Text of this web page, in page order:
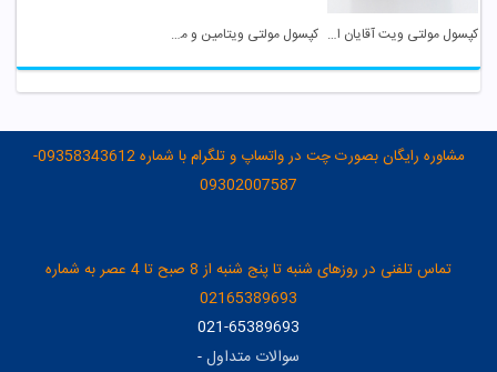
کپسول مولتی ویت آقایان استار ویت کپسول مولتی ویتامین و مینرال آقایان بالای 50 ...
مشاوره رایگان بصورت چت در واتساپ و تلگرام با شماره 09358343612-
09302007587
تماس تلفنی در روزهای شنبه تا پنج شنبه از 8 صبح تا 4 عصر به شماره
02165389693
021-65389693
سوالات متداول-